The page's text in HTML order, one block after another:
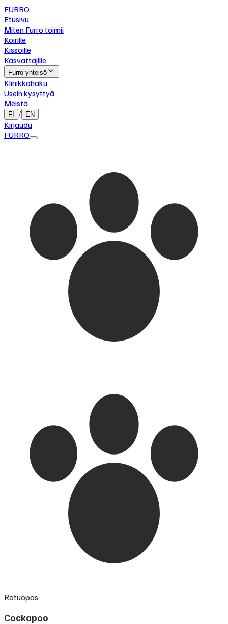
FURRO
Etusivu
Miten Furro toimii
Koirille
Kissoille
Kasvattajille
Furro-yhteisö
Klinikkahaku
Usein kysyttyä
Meistä
FI / EN
Kirjaudu
FURRO
Rotuopas
Cockapoo